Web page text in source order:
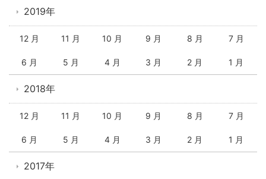
2019年
12 月 11 月 10 月 9 月 8 月 7 月
6 月 5 月 4 月 3 月 2 月 1 月
2018年
12 月 11 月 10 月 9 月 8 月 7 月
6 月 5 月 4 月 3 月 2 月 1 月
2017年